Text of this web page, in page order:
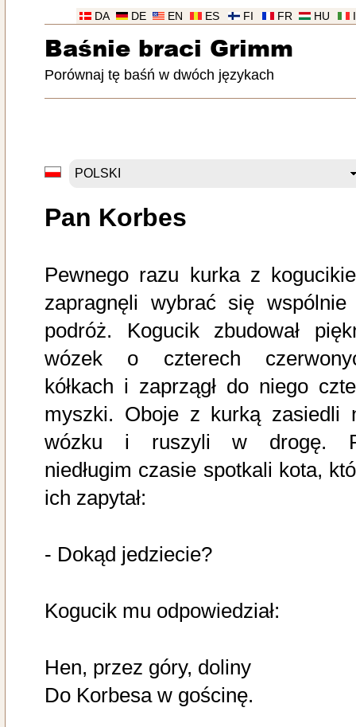
HU
FR
FI
ES
EN
DE
DA
Baśnie braci Grimm
Porównaj tę baśń w dwóch językach
Pan Korbes
Pewnego razu kurka z
zapragnęli wybrać się wspólnie
podróż. Kogucik zbudował
wózek o czterech
kółkach i zaprzągł do niego
myszki. Oboje z kurką zasiedli
wózku i ruszyli w drogę.
niedługim czasie spotkali kota,
ich zapytał:
- Dokąd jedziecie?
Kogucik mu odpowiedział:
Hen, przez góry, doliny
Do Korbesa w gościnę.